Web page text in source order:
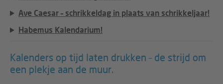
Ave Caesar – schrikkeldag in plaats van schrikkeljaar!
Habemus Kalendarium!
Kalenders op tijd laten drukken – de strijd om
een plekje aan de muur.